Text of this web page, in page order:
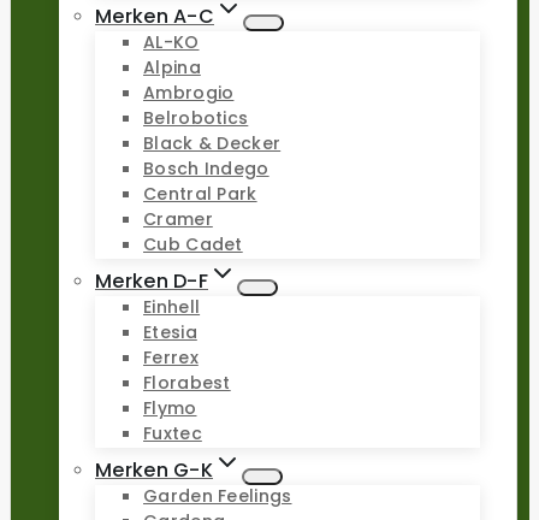
Merken A-C
AL-KO
Alpina
Ambrogio
Belrobotics
Black & Decker
Bosch Indego
Central Park
Cramer
Cub Cadet
Merken D-F
Einhell
Etesia
Ferrex
Florabest
Flymo
Fuxtec
Merken G-K
Garden Feelings